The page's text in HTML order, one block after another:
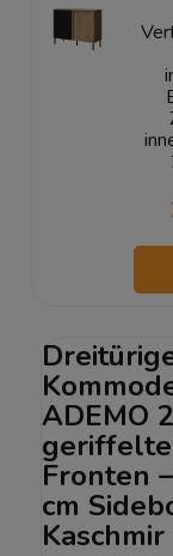
ADEMO
Fronten
cm
Kaschmir